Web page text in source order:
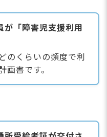
が「障害児支援利用
のくらいの頻度で利
画書です。